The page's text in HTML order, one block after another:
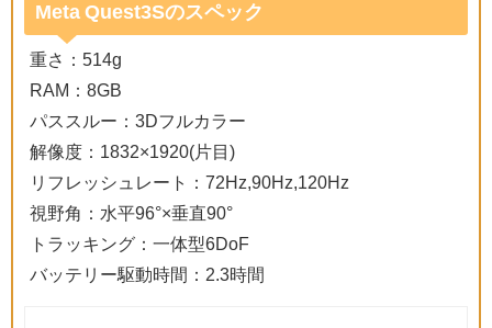
Meta Quest3Sのスペック
重さ：514g
RAM：8GB
パススルー：3Dフルカラー
解像度：1832×1920(片目)
リフレッシュレート：72Hz,90Hz,120Hz
視野角：水平96°×垂直90°
トラッキング：一体型6DoF
バッテリー駆動時間：2.3時間